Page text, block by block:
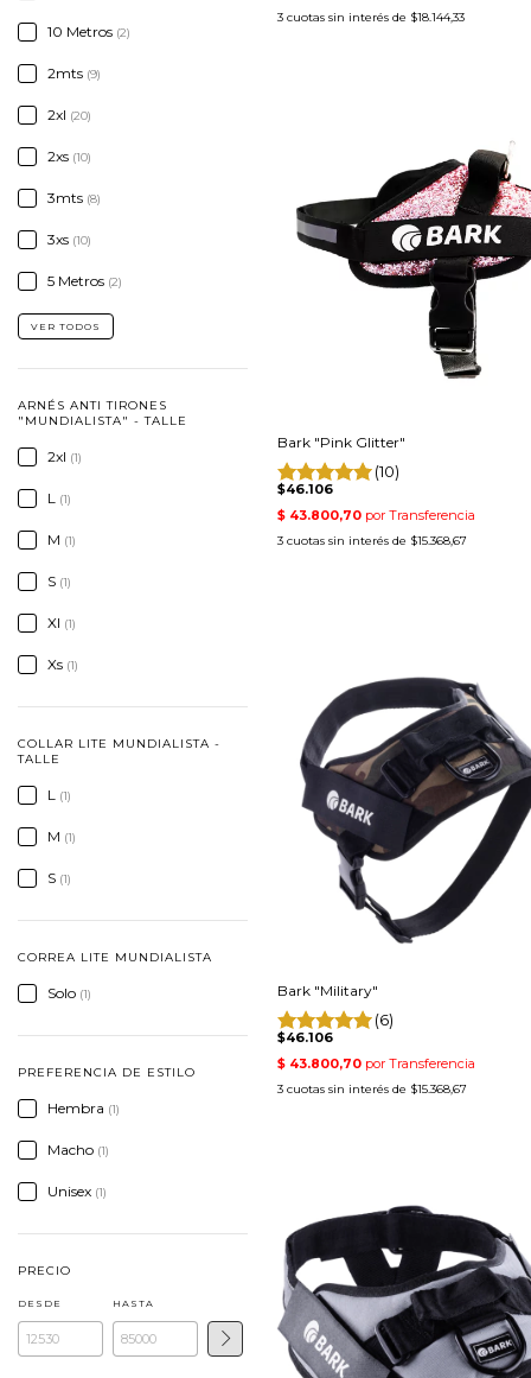
10 Metros (2)
2mts (9)
2xl (20)
2xs (10)
3mts (8)
3xs (10)
5 Metros (2)
VER TODOS
ARNÉS ANTI TIRONES
"MUNDIALISTA" - TALLE
2xl (1)
L (1)
M (1)
S (1)
Xl (1)
Xs (1)
COLLAR LITE MUNDIALISTA -
TALLE
L (1)
M (1)
S (1)
CORREA LITE MUNDIALISTA
Solo (1)
PREFERENCIA DE ESTILO
Hembra (1)
Macho (1)
Unisex (1)
PRECIO
DESDE HASTA
3 cuotas sin interés de $18.144,33
Bark "Pink Glitter"
(10)
$46.106
3 cuotas sin interés de $15.368,67
Bark "Military"
(6)
$46.106
3 cuotas sin interés de $15.368,67